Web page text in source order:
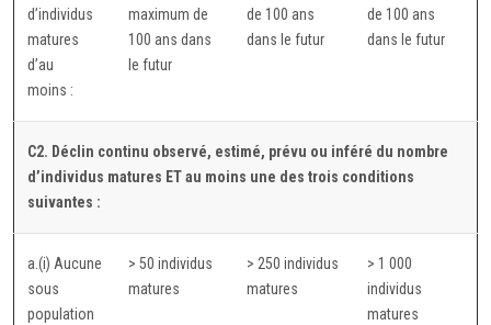
d’individus
matures
d’au
moins :
maximum de
100 ans dans
le futur
de 100 ans
dans le futur
de 100 ans
dans le futur
C2. Déclin continu observé, estimé, prévu ou inféré du nombre
d’individus matures ETau moins une des trois conditions
suivantes :
a.(i) Aucune
sous
population
> 50 individus
matures
> 250 individus
matures
> 1 000
individus
matures